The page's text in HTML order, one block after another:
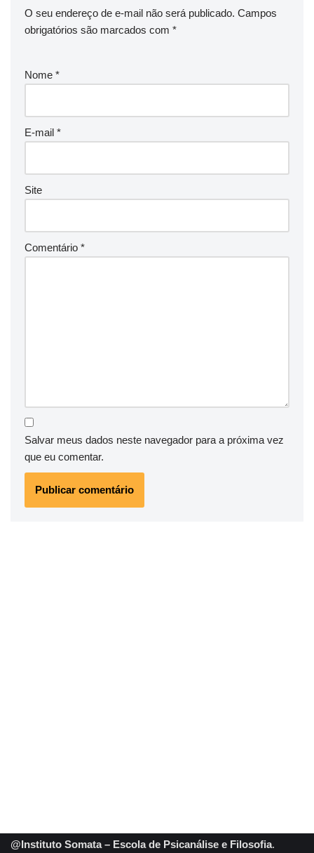
O seu endereço de e-mail não será publicado. Campos
obrigatórios são marcados com *
Nome *
E-mail *
Site
Comentário *
Salvar meus dados neste navegador para a próxima vez
que eu comentar.
@Instituto Somata – Escola de Psicanálise e Filosofia.